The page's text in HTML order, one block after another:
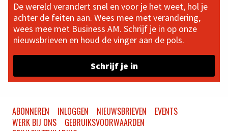
De wereld verandert snel en voor je het weet, hol je
achter de feiten aan. Wees mee met verandering,
wees mee met Business AM. Schrijf je in op onze
nieuwsbrieven en houd de vinger aan de pols.
Schrijf je in
ABONNEREN INLOGGEN NIEUWSBRIEVEN
EVENTS
WERK BIJ ONS
GEBRUIKSVOORWAARDEN